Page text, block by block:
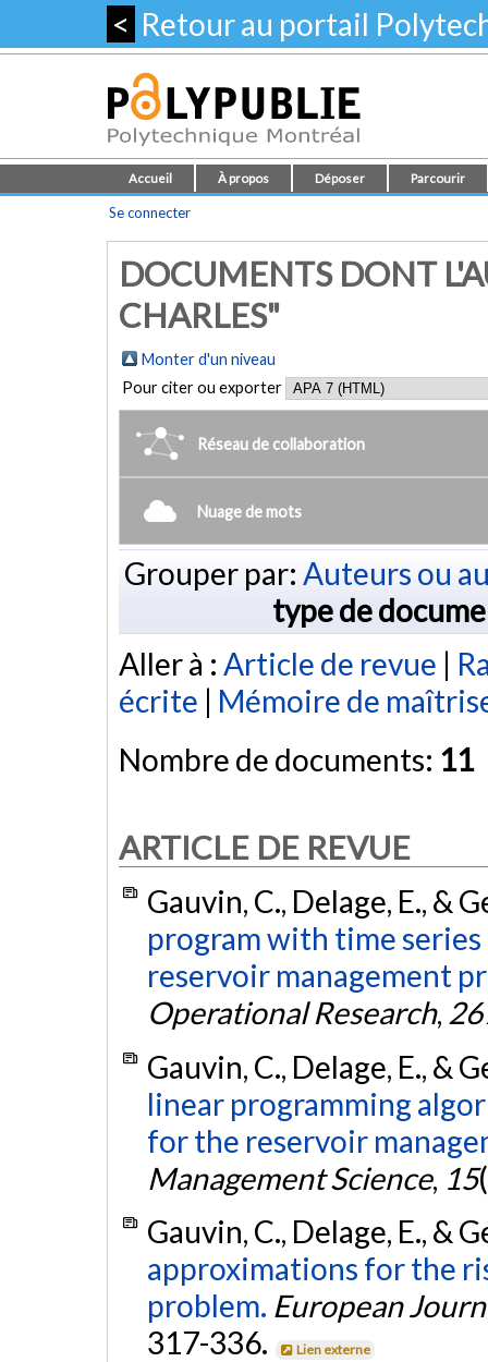
< Retour au portail
Accueil À propos Déposer Parcourir
Se connecter
DOCUMENTS DONT
CHARLES"
Monter d'un niveau
Pour citer ou exporter
Réseau de collaboration
Nuage de mots
Grouper par: Auteurs ou
type de
Aller à : Article de revue |
écrite | Mémoire de
Nombre de documents: 11
ARTICLE DE REVUE
Gauvin, C., Delage, E., &
program with time
reservoir management
Operational Research,
Gauvin, C., Delage, E., &
linear programming
for the reservoir
Management Science, 15
Gauvin, C., Delage, E., &
approximations for the
problem. European
317-336.
Lien externe